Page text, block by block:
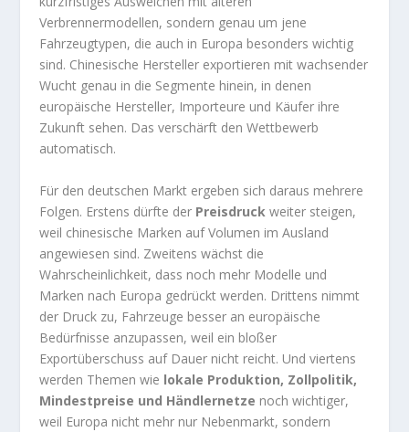
Verbrennermodellen, sondern genau um jene
Fahrzeugtypen, die auch in Europa besonders wichtig
sind. Chinesische Hersteller exportieren mit wachsender
Wucht genau in die Segmente hinein, in denen
europäische Hersteller, Importeure und Käufer ihre
Zukunft sehen. Das verschärft den Wettbewerb
automatisch.
Für den deutschen Markt ergeben sich daraus mehrere
Folgen. Erstens dürfte der Preisdruck weiter steigen,
weil chinesische Marken auf Volumen im Ausland
angewiesen sind. Zweitens wächst die
Wahrscheinlichkeit, dass noch mehr Modelle und
Marken nach Europa gedrückt werden. Drittens nimmt
der Druck zu, Fahrzeuge besser an europäische
Bedürfnisse anzupassen, weil ein bloßer
Exportüberschuss auf Dauer nicht reicht. Und viertens
werden Themen wie lokale Produktion, Zollpolitik,
Mindestpreise und Händlernetze noch wichtiger,
weil Europa nicht mehr nur Nebenmarkt, sondern